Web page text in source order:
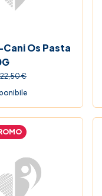
Os Pasta
22,50 €